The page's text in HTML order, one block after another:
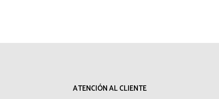
ATENCIÓN AL CLIENTE